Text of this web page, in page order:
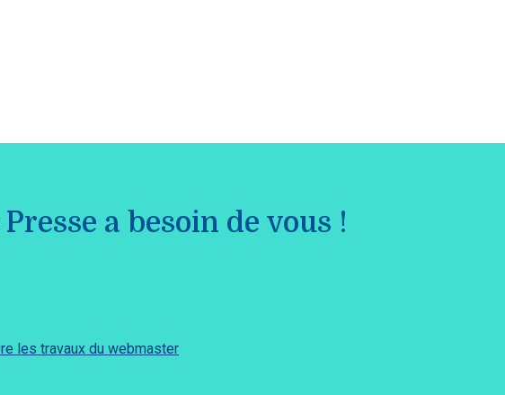
a besoin de vous !
les travaux du webmaster